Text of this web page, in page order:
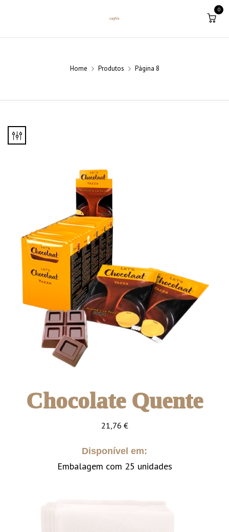
0
Home Produtos Página 8
Chocolate Quente
21,76 €
Disponível em:
Embalagem com 25 unidades